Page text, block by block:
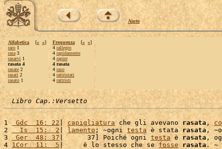
Aiuto
Alfabetica [« »]
raro 1
rasa 3
rasarvi 1
rasata 4
rasate 2
rasati 2
rasato 1
Frequenza [« »]
4 rallegro
4 rapidamente
4 rapire
4 rasata
4 raso
4 rattristati
4 rattristi
Libro Cap.:Versetto
1 Gdc  16: 22| capigliatura che gli avevano rasata ,
2
  Is  15:  2
lamento ; ~ogni testa è stata rasata ,
3 Ger  48: 37 |      37] Poiché ogni testa è rasata,
4 1Cor  11:  5|     è lo stesso che se fosse rasata